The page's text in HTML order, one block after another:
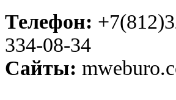
Телефон:
334-08-34
Сайты: